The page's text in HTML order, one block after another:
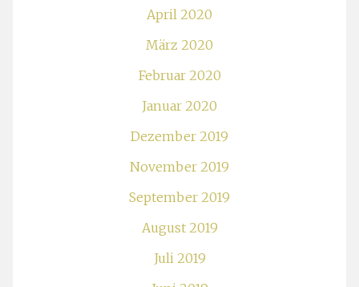
April 2020
März 2020
Februar 2020
Januar 2020
Dezember 2019
November 2019
September 2019
August 2019
Juli 2019